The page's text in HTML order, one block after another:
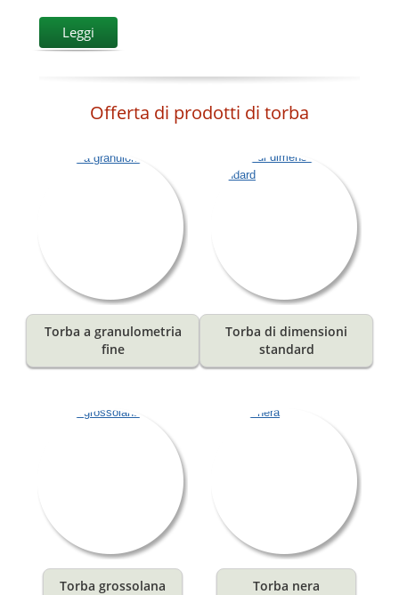
Leggi
Offerta di prodotti di torba
Torba a granulometria
fine
Torba di dimensioni
standard
Torba grossolana Torba nera